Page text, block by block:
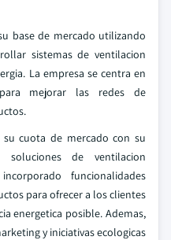
base de mercado utilizando
sistemas de ventilacion
La empresa se centra en
mejorar las redes de
cuota de mercado con su
de ventilacion
funcionalidades
para ofrecer a los clientes
energetica posible. Ademas,
y iniciativas ecologicas